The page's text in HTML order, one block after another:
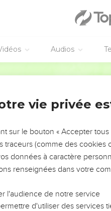
Audios
DE
ÉVITER LES VOTRES ?
leur impact, leur foi ou
difficiles qu'ils ont traversés, alors
et responsables reviennent
avancer avec plus de sagesse
vie privée
sur le bouton « Accepter
traceurs (comme des
données à caractère
renseignées dans votre
l'audience de notre service
d'utiliser des services